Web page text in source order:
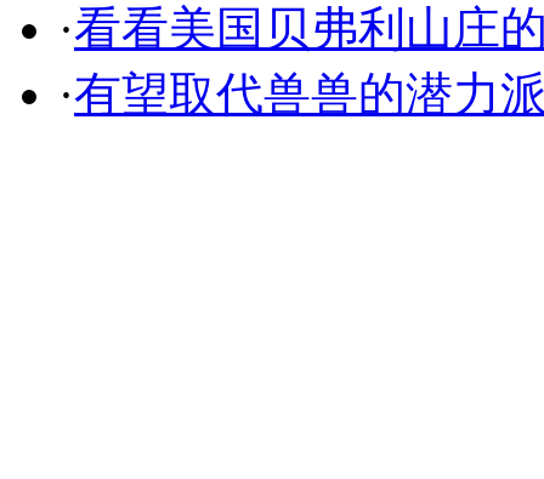
·看看美国贝弗利山庄
·有望取代兽兽的潜力